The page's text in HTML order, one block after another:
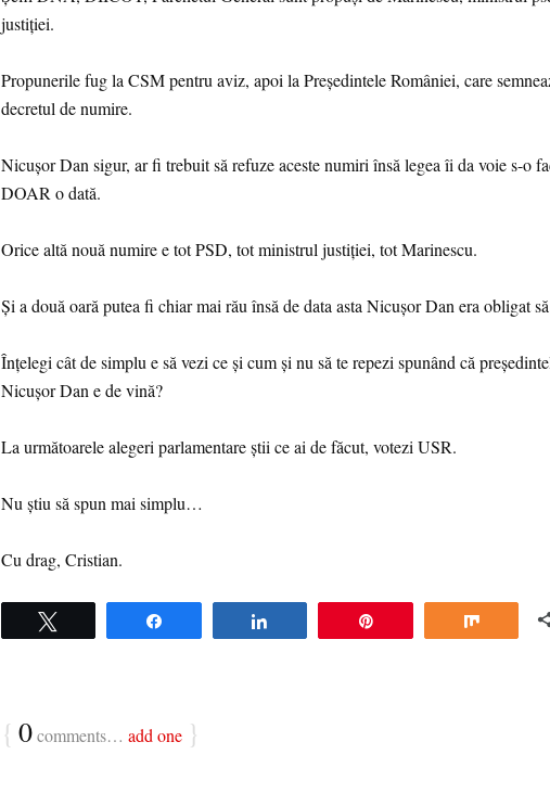
justiției.
Propunerile fug la CSM pentru aviz, apoi la Președintele României, care
decretul de numire.
Nicușor Dan sigur, ar fi trebuit să refuze aceste numiri însă legea îi da voie s-o
DOAR o dată.
Orice altă nouă numire e tot PSD, tot ministrul justiției, tot Marinescu.
Și a două oară putea fi chiar mai rău însă de data asta Nicușor Dan era obligat
Înțelegi cât de simplu e să vezi ce și cum și nu să te repezi spunând că
Nicușor Dan e de vină?
La următoarele alegeri parlamentare știi ce ai de făcut, votezi USR.
Nu știu să spun mai simplu…
Cu drag, Cristian.
{ 0comments… add one }